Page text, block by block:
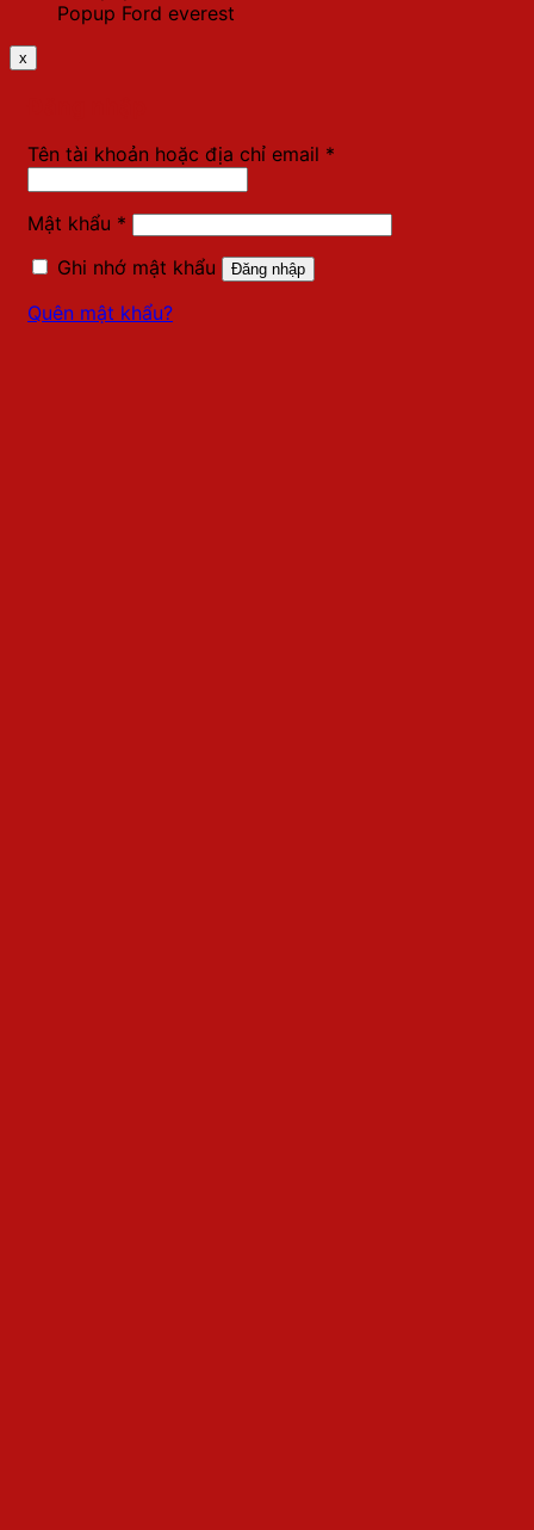
Popup Ford everest
x
Tên tài khoản hoặc địa chỉ email *
Mật khẩu * Bắt
Ghi nhớ mật khẩu
Đăng nhập
Quên mật khẩu?